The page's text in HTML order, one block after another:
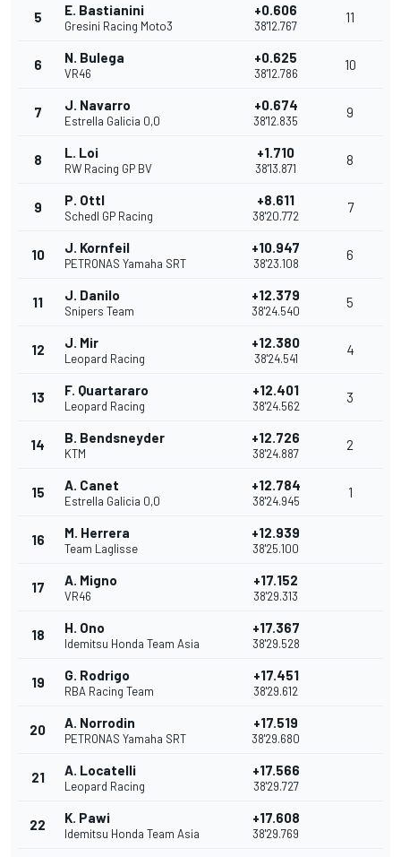
5 E. Bastianini
Gresini Racing Moto3
+0.606
38'12.767
11
6 N. Bulega
VR46
+0.625
38'12.786
10
7 J. Navarro
Estrella Galicia 0,0
+0.674
38'12.835
9
8 L. Loi
RW Racing GP BV
+1.710
38'13.871
8
9 P. Ottl
Schedl GP Racing
+8.611
38'20.772
7
10 J. Kornfeil
PETRONAS Yamaha SRT
+10.947
38'23.108
6
11 J. Danilo
Snipers Team
+12.379
38'24.540
5
12 J. Mir
Leopard Racing
+12.380
38'24.541
4
13 F. Quartararo
Leopard Racing
+12.401
38'24.562
3
14 B. Bendsneyder
KTM
+12.726
38'24.887
2
15 A. Canet
Estrella Galicia 0,0
+12.784
38'24.945
1
16 M. Herrera
Team Laglisse
+12.939
38'25.100
17 A. Migno
VR46
+17.152
38'29.313
18 H. Ono
Idemitsu Honda Team Asia
+17.367
38'29.528
19 G. Rodrigo
RBA Racing Team
+17.451
38'29.612
20 A. Norrodin
PETRONAS Yamaha SRT
+17.519
38'29.680
21 A. Locatelli
Leopard Racing
+17.566
38'29.727
22 K. Pawi
Idemitsu Honda Team Asia
+17.608
38'29.769